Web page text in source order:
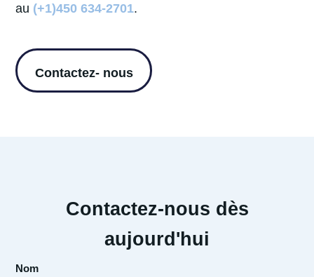
au (+1)450 634-2701.
Contactez- nous
Contactez-nous dès
aujourd'hui